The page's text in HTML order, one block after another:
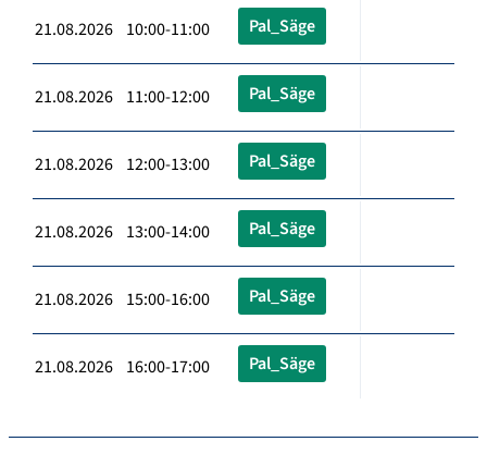
21.08.2026 10:00-11:00 Pal_Säge
21.08.2026 11:00-12:00 Pal_Säge
21.08.2026 12:00-13:00 Pal_Säge
21.08.2026 13:00-14:00 Pal_Säge
21.08.2026 15:00-16:00 Pal_Säge
21.08.2026 16:00-17:00 Pal_Säge